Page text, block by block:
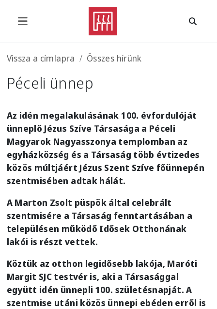
Morzsa
Vissza a címlapra Összes hírünk
Péceli ünnep
Az idén megalakulásának 100. évfordulóját
ünneplő Jézus Szíve Társasága a Péceli
Magyarok Nagyasszonya templomban az
egyházközség és a Társaság több évtizedes
közös múltjáért Jézus Szent Szíve főünnepén
szentmisében adtak hálát.
A Marton Zsolt püspök által celebrált
szentmisére a Társaság fenntartásában a
településen működő Idősek Otthonának
lakói is részt vettek.
Köztük az otthon legidősebb lakója, Maróti
Margit SJC testvér is, aki a Társasággal
együtt idén ünnepli 100. születésnapját. A
szentmise utáni közös ünnepi ebéden erről is